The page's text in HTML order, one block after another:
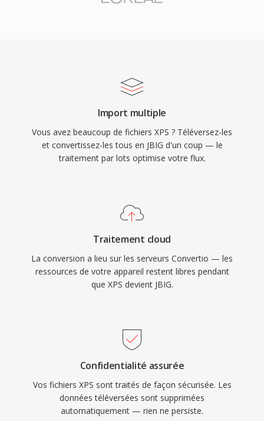
Import multiple
Vous avez beaucoup de fichiers XPS ? Téléversez-les
et convertissez-les tous en JBIG d'un coup — le
traitement par lots optimise votre flux.
Traitement cloud
La conversion a lieu sur les serveurs Convertio — les
ressources de votre appareil restent libres pendant
que XPS devient JBIG.
Confidentialité assurée
Vos fichiers XPS sont traités de façon sécurisée. Les
données téléversées sont supprimées
automatiquement — rien ne persiste.